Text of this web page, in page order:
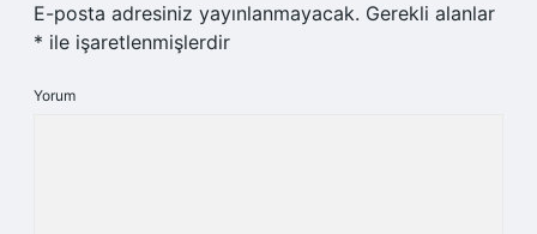
E-posta adresiniz yayınlanmayacak. Gerekli alanlar
* ile işaretlenmişlerdir
Yorum